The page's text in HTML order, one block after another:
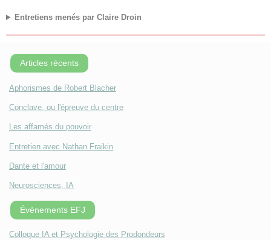
Entretiens menés par Claire Droin
Articles récents
Aphorismes de Robert Blacher
Conclave, ou l'épreuve du centre
Les affamés du pouvoir
Entretien avec Nathan Fraikin
Dante et l'amour
Neurosciences, IA
Évènements EFJ
Colloque IA et Psychologie des Prodondeurs